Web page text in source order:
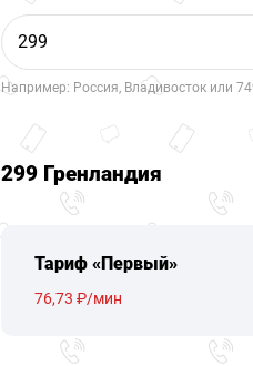
Например: Россия, Владивосток или
299 Гренландия
Тариф «Первый»
76,73 ₽/мин